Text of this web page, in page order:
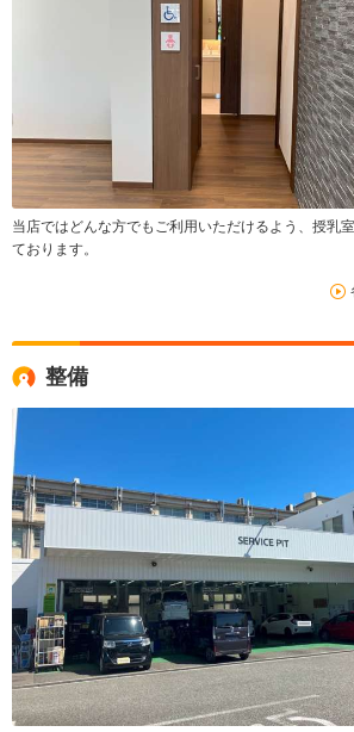
当店ではどんな方でもご利用いただけるよう、授乳
ております。
整備